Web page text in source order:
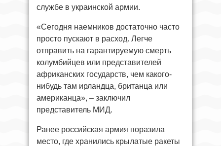
службе в украинской армии.
«Сегодня наемников достаточно часто
просто пускают в расход. Легче
отправить на гарантируемую смерть
колумбийцев или представителей
африканских государств, чем какого-
нибудь там ирландца, британца или
американца», – заключил
представитель МИД.
Ранее российская армия поразила
место, где хранились крылатые ракеты